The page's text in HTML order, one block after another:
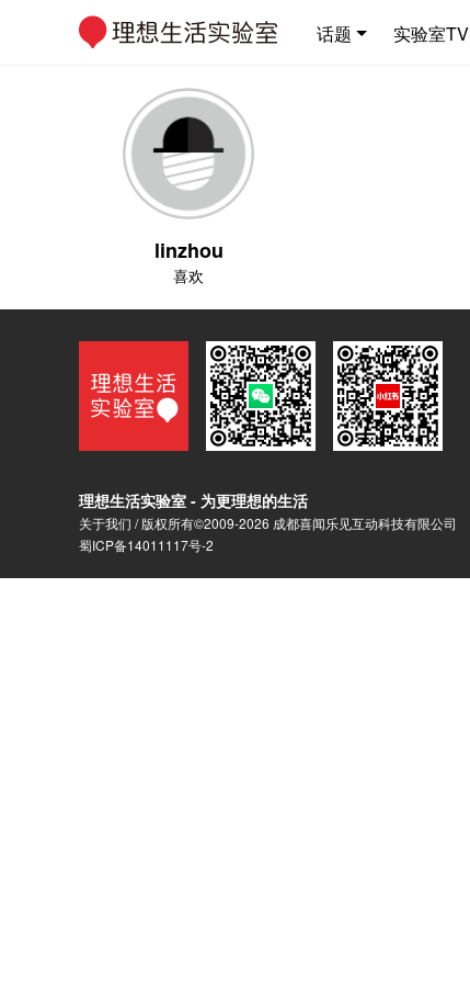
话题 实验室TV
linzhou
喜欢
理想生活实验室 - 为更理想的生活
关于我们 / 版权所有©2009-2026 成都喜闻乐见互动科技有限公司
蜀ICP备14011117号-2